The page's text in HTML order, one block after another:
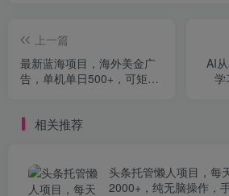
上一篇
最新蓝海项目，海外美金广
告，单机单日500+，可矩阵
AI
学
相关推荐
头条托管懒人项目，每
2000+，纯无脑操作，